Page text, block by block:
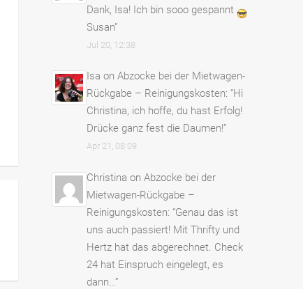
Dank, Isa! Ich bin sooo gespannt
Susan”
Jul 20, 12:38
Isa on Abzocke bei der Mietwagen-
Rückgabe – Reinigungskosten: “Hi
Christina, ich hoffe, du hast Erfolg!
Drücke ganz fest die Daumen!”
Apr 21, 08:09
Christina on Abzocke bei der
Mietwagen-Rückgabe –
Reinigungskosten: “Genau das ist
uns auch passiert! Mit Thrifty und
Hertz hat das abgerechnet. Check
24 hat Einspruch eingelegt, es
dann… ”